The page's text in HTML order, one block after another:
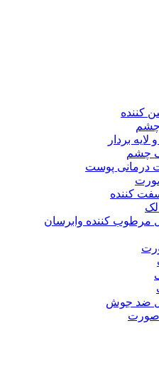
کننده
بردار
چشم
درمانی پوست
کننده
مرطوب کننده وابرسان
ضد جوش
صورت